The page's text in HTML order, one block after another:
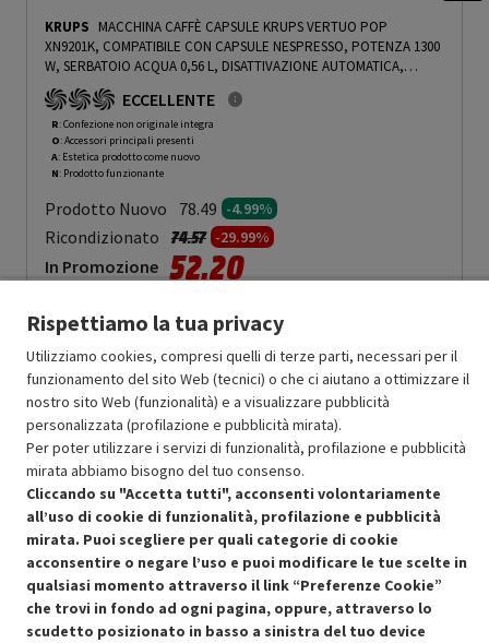
KRUPS MACCHINA CAFFÈ CAPSULE KRUPS VERTUO POP
XN9201K, COMPATIBILE CON CAPSULE NESPRESSO, POTENZA 1300
W, SERBATOIO ACQUA 0,56 L, DISATTIVAZIONE AUTOMATICA,
ROAN - 4.99%ECCELLENTE
R: Confezione non originale integra
O: Accessori principali presenti
A: Estetica prodotto come nuovo
N: Prodotto funzionante
Prodotto Nuovo 78.49 -4.99%
Ricondizionato Prezzo ridotto da
74.57a-29.99%
In Promozione 52.20
Aggiungi al carrello
SCONTO RICONDIZIONATI
Approfitta dello sconto del 30% sul prodotto ricondizionato.
Condizioni generali di vendita
Cookie Policy
Recedere dal contratto qui
Rispettiamo la tua privacy
Utilizziamo cookies, compresi quelli di terze parti, necessari per il
funzionamento del sito Web (tecnici) o che ci aiutano a ottimizzare il
nostro sito Web (funzionalità) e a visualizzare pubblicità
personalizzata (profilazione e pubblicità mirata).
Per poter utilizzare i servizi di funzionalità, profilazione e pubblicità
mirata abbiamo bisogno del tuo consenso.
Cliccando su "Accetta tutti", acconsenti volontariamente
all’uso di cookie di funzionalità, profilazione e pubblicità
mirata. Puoi scegliere per quali categorie di cookie
acconsentire o negare l’uso e puoi modificare le tue scelte in
qualsiasi momento attraverso il link “Preferenze Cookie”
che trovi in fondo ad ogni pagina, oppure, attraverso lo
scudetto posizionato in basso a sinistra del tuo device